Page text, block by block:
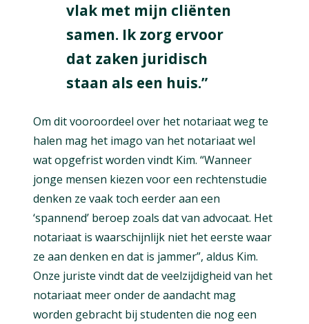
vlak met mijn cliënten
samen. Ik zorg ervoor
dat zaken juridisch
staan als een huis.”
Om dit vooroordeel over het notariaat weg te
halen mag het imago van het notariaat wel
wat opgefrist worden vindt Kim. “Wanneer
jonge mensen kiezen voor een rechtenstudie
denken ze vaak toch eerder aan een
‘spannend’ beroep zoals dat van advocaat. Het
notariaat is waarschijnlijk niet het eerste waar
ze aan denken en dat is jammer”, aldus Kim.
Onze juriste vindt dat de veelzijdigheid van het
notariaat meer onder de aandacht mag
worden gebracht bij studenten die nog een